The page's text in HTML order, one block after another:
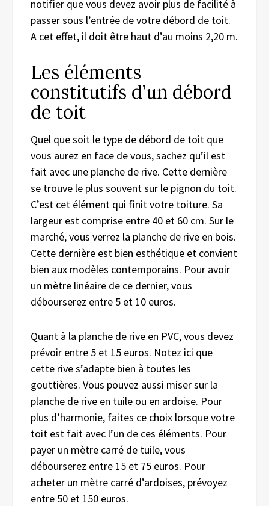
notifier que vous devez avoir plus de facilité à
passer sous l’entrée de votre débord de toit.
A cet effet, il doit être haut d’au moins 2,20 m.
Les éléments
constitutifs d’un débord
de toit
Quel que soit le type de débord de toit que
vous aurez en face de vous, sachez qu’il est
fait avec une planche de rive. Cette dernière
se trouve le plus souvent sur le pignon du toit.
C’est cet élément qui finit votre toiture. Sa
largeur est comprise entre 40 et 60 cm. Sur le
marché, vous verrez la planche de rive en bois.
Cette dernière est bien esthétique et convient
bien aux modèles contemporains. Pour avoir
un mètre linéaire de ce dernier, vous
débourserez entre 5 et 10 euros.
Quant à la planche de rive en PVC, vous devez
prévoir entre 5 et 15 euros. Notez ici que
cette rive s’adapte bien à toutes les
gouttières. Vous pouvez aussi miser sur la
planche de rive en tuile ou en ardoise. Pour
plus d’harmonie, faites ce choix lorsque votre
toit est fait avec l’un de ces éléments. Pour
payer un mètre carré de tuile, vous
débourserez entre 15 et 75 euros. Pour
acheter un mètre carré d’ardoises, prévoyez
entre 50 et 150 euros.